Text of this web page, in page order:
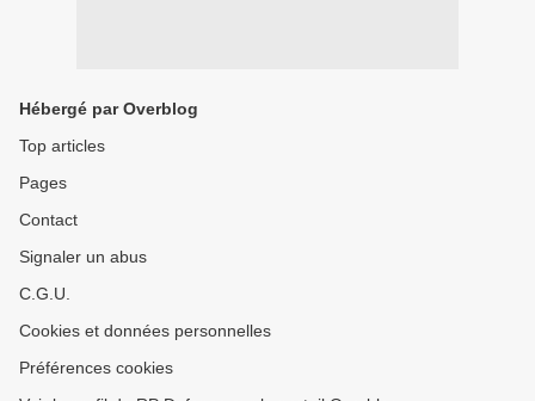
Hébergé par Overblog
Top articles
Pages
Contact
Signaler un abus
C.G.U.
Cookies et données personnelles
Préférences cookies